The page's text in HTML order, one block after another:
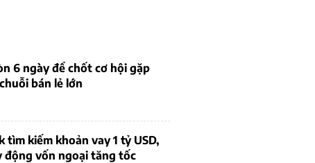
6 ngày để chốt cơ hội gặp
bán lẻ lớn
tìm kiếm khoản vay 1 tỷ USD,
động vốn ngoại tăng tốc